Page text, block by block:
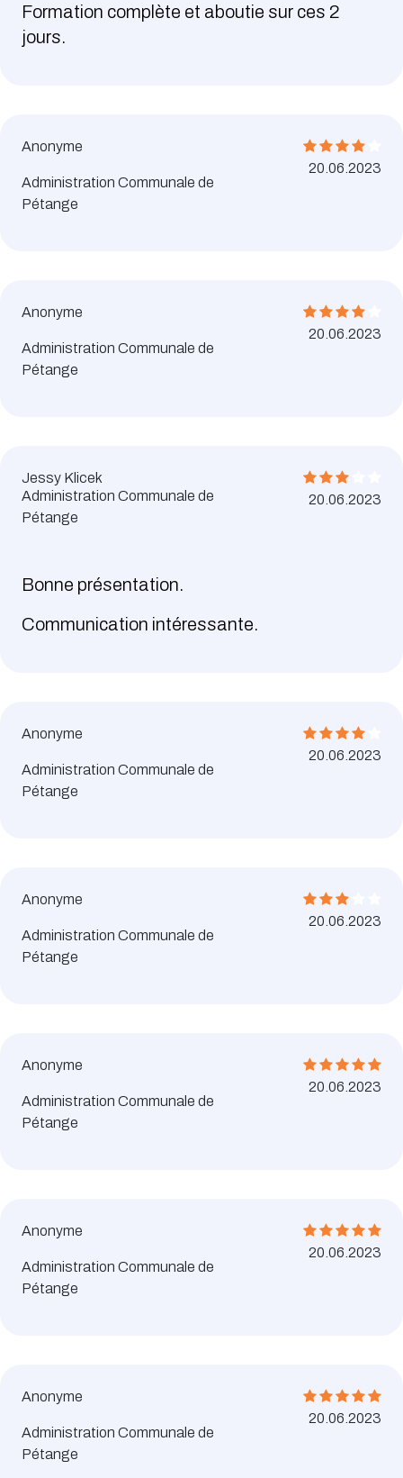
Formation complète et aboutie sur ces 2
jours.
Anonyme
Administration Communale de
Pétange
20.06.2023
Anonyme
Administration Communale de
Pétange
20.06.2023
Jessy Klicek
Administration Communale de
Pétange
20.06.2023
Bonne présentation.
Communication intéressante.
Anonyme
Administration Communale de
Pétange
20.06.2023
Anonyme
Administration Communale de
Pétange
20.06.2023
Anonyme
Administration Communale de
Pétange
20.06.2023
Anonyme
Administration Communale de
Pétange
20.06.2023
Anonyme
Administration Communale de
Pétange
20.06.2023